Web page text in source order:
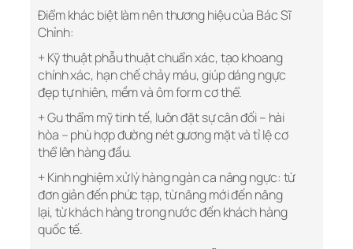
Điểm khác biệt làm nên thương hiệu của Bác Sĩ
Chỉnh:
+ Kỹ thuật phẫu thuật chuẩn xác, tạo khoang
chính xác, hạn chế chảy máu, giúp dáng ngực
đẹp tự nhiên, mềm và ôm form cơ thể.
+ Gu thẩm mỹ tinh tế, luôn đặt sự cân đối – hài
hòa – phù hợp đường nét gương mặt và tỉ lệ cơ
thể lên hàng đầu.
+ Kinh nghiệm xử lý hàng ngàn ca nâng ngực: từ
đơn giản đến phức tạp, từ nâng mới đến nâng
lại, từ khách hàng trong nước đến khách hàng
quốc tế.